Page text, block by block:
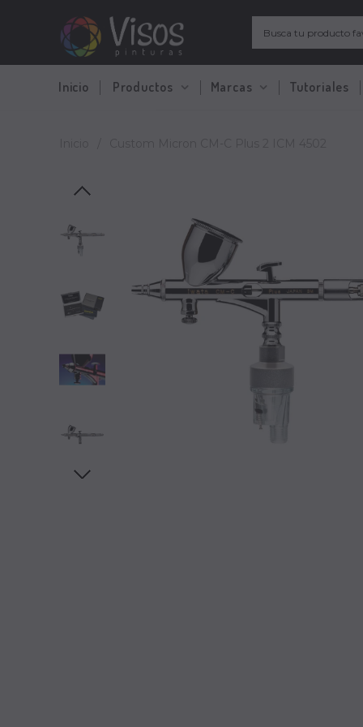
Inicio Productos Marcas Tutoriales